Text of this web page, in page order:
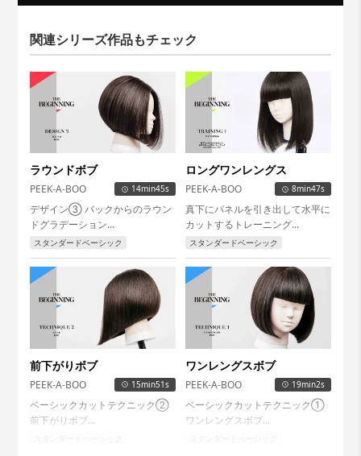
関連シリーズ作品もチェック
ラウンドボブ
PEEK-A-BOO 14min45s
デザイン③ バックからのラウン
ドグラデーション...
スタンダードベーシック
ロングワンレングス
PEEK-A-BOO 8min47s
真下にパネルを引き出して水平に
カットするトレーニング...
スタンダードベーシック
前下がりボブ
PEEK-A-BOO 15min51s
ベーシックカットテクニック②
前下がりボブ...
ワンレングスボブ
PEEK-A-BOO 19min2s
ベーシックカットテクニック①
ワンレングスボブ...